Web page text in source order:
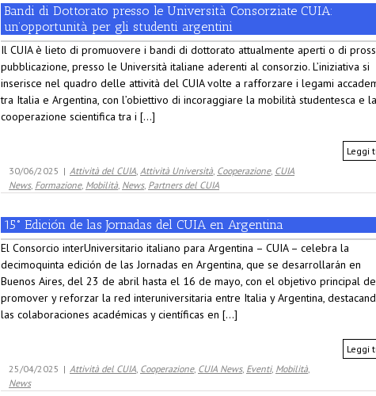
Bandi di Dottorato presso le Università Consorziate CUIA:
un’opportunità per gli studenti argentini
Il CUIA è lieto di promuovere i bandi di dottorato attualmente aperti o di
pubblicazione, presso le Università italiane aderenti al consorzio. L’iniziativa si
inserisce nel quadro delle attività del CUIA volte a rafforzare i legami
tra Italia e Argentina, con l’obiettivo di incoraggiare la mobilità studentesca e la
cooperazione scientifica tra i [...]
Leggi
30/06/2025 | Attività del CUIA, Attività Università, Cooperazione, CUIA
News, Formazione, Mobilità, News, Partners del CUIA
15° Edición de las Jornadas del CUIA en Argentina
El Consorcio interUniversitario italiano para Argentina – CUIA – celebra la
decimoquinta edición de las Jornadas en Argentina, que se desarrollarán en
Buenos Aires, del 23 de abril hasta el 16 de mayo, con el objetivo principal de
promover y reforzar la red interuniversitaria entre Italia y Argentina,
las colaboraciones académicas y científicas en [...]
Leggi
25/04/2025 | Attività del CUIA, Cooperazione, CUIA News, Eventi, Mobilità,
News